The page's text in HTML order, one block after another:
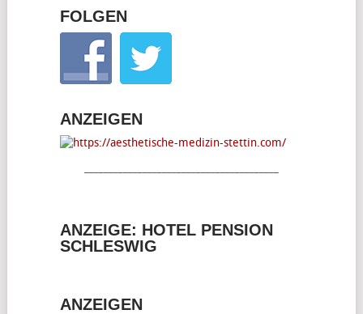
FOLGEN
ANZEIGEN
ANZEIGE: HOTEL PENSION
SCHLESWIG
ANZEIGEN